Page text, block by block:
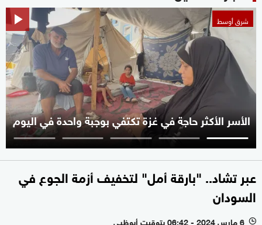
شرق أوسط
الأسر الأكثر حاجة في غزة تكتفي بوجبة واحدة في اليوم
عبر تشاد.. "بارقة أمل" لتخفيف أزمة الجوع في
السودان
l 6 مارس 2024 - 06:42 بتوقيت أبوظبي